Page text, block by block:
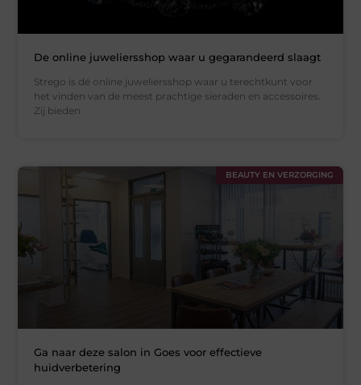
De online juweliersshop waar u gegarandeerd slaagt
Strego is dé online juweliersshop waar u terechtkunt voor
het vinden van de meest prachtige sieraden en accessoires.
Zij bieden
BEAUTY EN VERZORGING
Ga naar deze salon in Goes voor effectieve
huidverbetering